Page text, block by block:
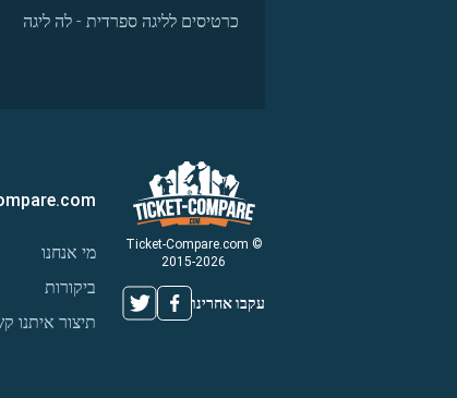
כרטיסים לליגה ספרדית - לה ליגה
© Ticket-Compare.com
2015-2026
עקבו אחרינו
מי אנחנו
ביקורות
תיצור איתנו